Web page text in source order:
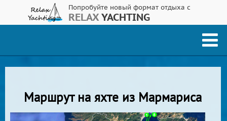
Попробуйте новый формат отдыха с
RELAXYACHTING
Маршрут на яхте из Мармариса